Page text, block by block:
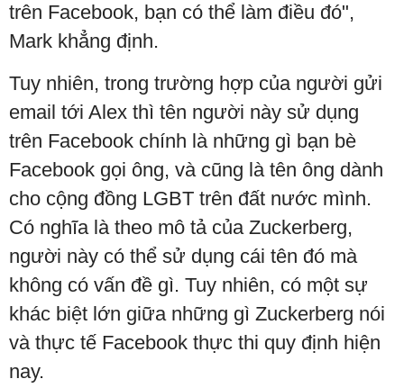
trên Facebook, bạn có thể làm điều đó",
Mark khẳng định.
Tuy nhiên, trong trường hợp của người gửi
email tới Alex thì tên người này sử dụng
trên Facebook chính là những gì bạn bè
Facebook gọi ông, và cũng là tên ông dành
cho cộng đồng LGBT trên đất nước mình.
Có nghĩa là theo mô tả của Zuckerberg,
người này có thể sử dụng cái tên đó mà
không có vấn đề gì. Tuy nhiên, có một sự
khác biệt lớn giữa những gì Zuckerberg nói
và thực tế Facebook thực thi quy định hiện
nay.